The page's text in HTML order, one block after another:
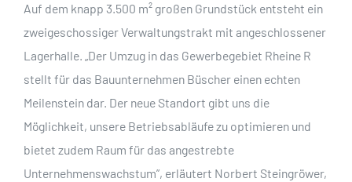
Auf dem knapp 3.500 m² großen Grundstück entsteht ein
zweigeschossiger Verwaltungstrakt mit angeschlossener
Lagerhalle. „Der Umzug in das Gewerbegebiet Rheine R
stellt für das Bauunternehmen Büscher einen echten
Meilenstein dar. Der neue Standort gibt uns die
Möglichkeit, unsere Betriebsabläufe zu optimieren und
bietet zudem Raum für das angestrebte
Unternehmenswachstum”, erläutert Norbert Steingröwer,